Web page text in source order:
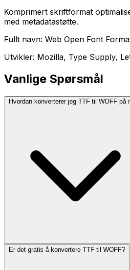
Komprimert skriftformat
med metadatastøtte.
Fullt navn: Web Open Font
Utvikler: Mozilla, Type Supply,
Vanlige Spørsmål
Hvordan konverterer jeg TTF til WOFF på
Er det gratis å konvertere TTF til WOFF?